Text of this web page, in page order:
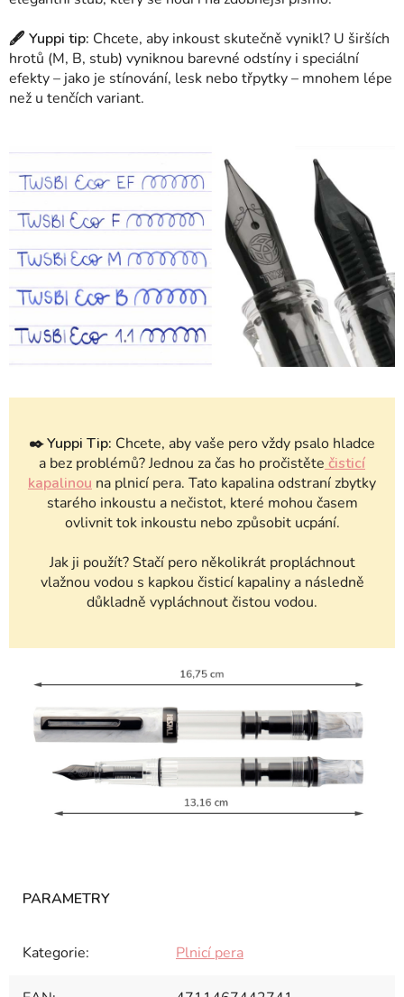
🖋 Yuppi tip: Chcete, aby inkoust skutečně vynikl? U širších
hrotů (M, B, stub) vyniknou barevné odstíny i speciální
efekty – jako je stínování, lesk nebo třpytky – mnohem lépe
než u tenčích variant.
✒️Yuppi Tip: Chcete, aby vaše pero vždy psalo hladce
a bez problémů? Jednou za čas ho pročistěte čisticí
kapalinou na plnicí pera. Tato kapalina odstraní zbytky
starého inkoustu a nečistot, které mohou časem
ovlivnit tok inkoustu nebo způsobit ucpání.
Jak ji použít? Stačí pero několikrát propláchnout
vlažnou vodou s kapkou čisticí kapaliny a následně
důkladně vypláchnout čistou vodou.
Kategorie: Plnicí pera